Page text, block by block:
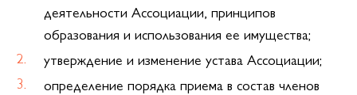
деятельности Ассоциации, принципов
образования и использования ее имущества;
утверждение и изменение устава Ассоциации;
определение порядка приема в состав членов